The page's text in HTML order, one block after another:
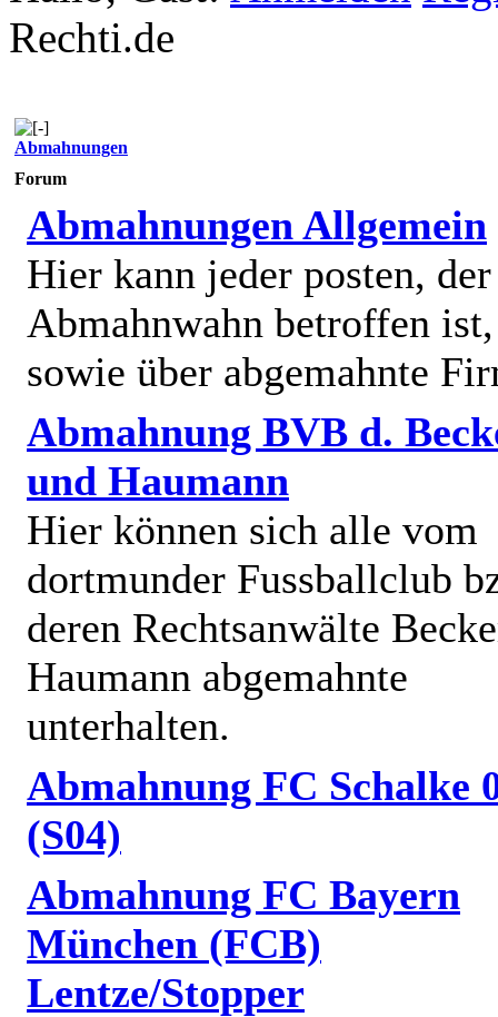
Rechti.de
Abmahnungen
Forum
Abmahnungen Allgemein
Hier kann jeder posten,
Abmahnwahn betroffen ist,
sowie über abgemahnte
Abmahnung BVB d.
und Haumann
Hier können sich alle vom
dortmunder Fussballclub
deren Rechtsanwälte
Haumann abgemahnte
unterhalten.
Abmahnung FC Schalke
(S04)
Abmahnung FC Bayern
München (FCB)
Lentze/Stopper